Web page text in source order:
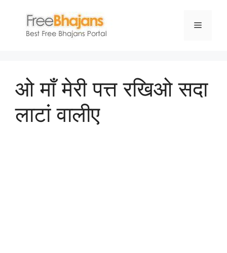
content
Menu
ओ माँ मेरी पत्त रखिओ सदा
लाटां वालीए